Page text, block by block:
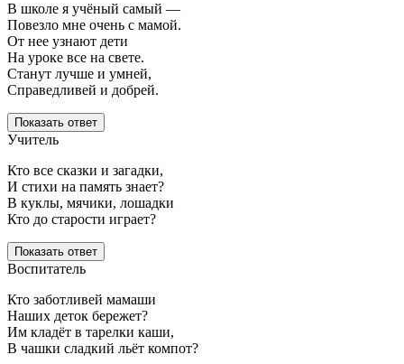
В школе я учёный самый —
Повезло мне очень с мамой.
От нее узнают дети
На уроке все на свете.
Станут лучше и умней,
Справедливей и добрей.
Показать ответ
Учитель
Кто все сказки и загадки,
И стихи на память знает?
В куклы, мячики, лошадки
Кто до старости играет?
Показать ответ
Воспитатель
Кто заботливей мамаши
Наших деток бережет?
Им кладёт в тарелки каши,
В чашки сладкий льёт компот?